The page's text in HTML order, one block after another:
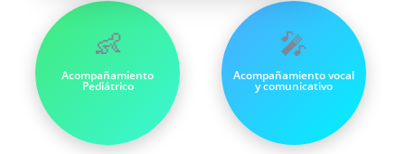
🎤
Acompañamiento vocal
y comunicativo
👶
Acompañamiento
Pediátrico